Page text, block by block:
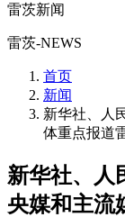
雷茨新闻
雷茨-NEWS
首页
新闻
新华社、人
体重点报道
新华社、人
央媒和主流